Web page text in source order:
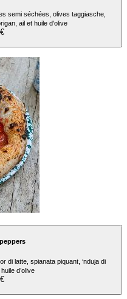
semi séchées, olives taggiasche,
ail et huile d'olive
di latte, spianata piquant, ‘nduja di
d’olive